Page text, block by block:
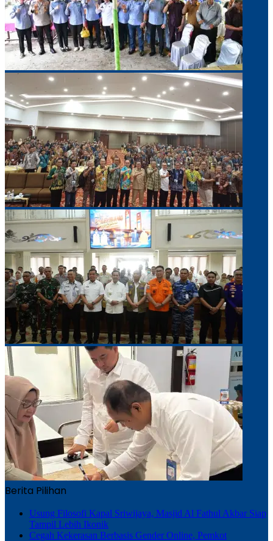
Berita Pilihan
Usung Filosofi Kapal Sriwijaya, Masjid Al Fathul Akbar Siap
Tampil Lebih Ikonik
Cegah Kekerasan Berbasis Gender Online, Pemkot